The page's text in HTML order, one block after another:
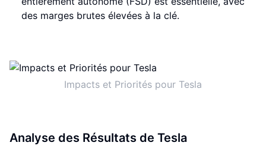
des marges brutes élevées à la clé.
Impacts et Priorités pour Tesla
Analyse des Résultats de Tesla